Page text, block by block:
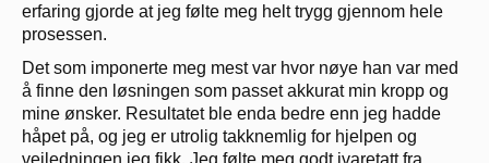
erfaring gjorde at jeg følte meg helt trygg gjennom hele
prosessen.
Det som imponerte meg mest var hvor nøye han var med
å finne den løsningen som passet akkurat min kropp og
mine ønsker. Resultatet ble enda bedre enn jeg hadde
håpet på, og jeg er utrolig takknemlig for hjelpen og
veiledningen jeg fikk. Jeg følte meg godt ivaretatt fra